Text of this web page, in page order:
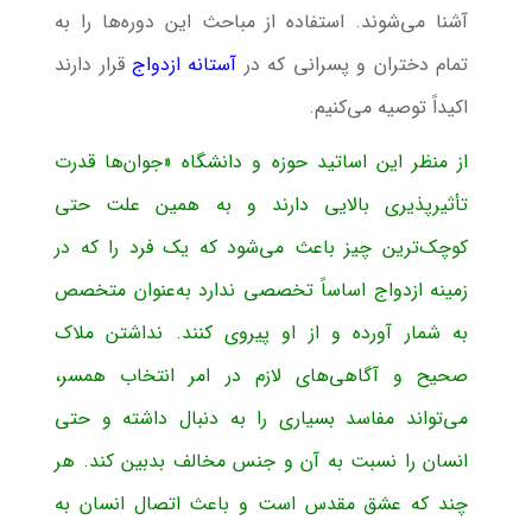
آشنا می‌شوند. استفاده از مباحث این دوره‌ها را به
تمام دختران و پسرانی که در آستانه ازدواجقرار دارند
اکیداً توصیه می‌کنیم.
از منظر این اساتید حوزه و دانشگاه «جوان‌ها قدرت
تأثیرپذیری بالایی دارند و به همین علت حتی
كوچك‌ترین چیز باعث می‌شود كه یك فرد را كه در
زمینه ازدواج اساساً تخصصی ندارد به‌عنوان متخصص
به شمار آورده و از او پیروی كنند. نداشتن ملاك
صحیح و آگاهی‌های لازم در امر انتخاب همسر،
می‌تواند مفاسد بسیاری را به دنبال داشته و حتی
انسان را نسبت به آن و جنس مخالف بدبین كند. هر
چند که عشق مقدس است و باعث اتصال انسان به